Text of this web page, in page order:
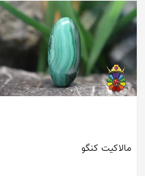
مالاکیت کنگو